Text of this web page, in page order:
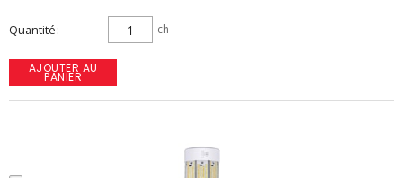
Quantité ch
AJOUTER AU
PANIER